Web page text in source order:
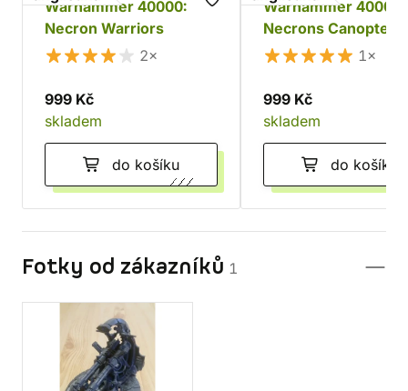
Warhammer 40000:
Necron Warriors
2×
999 Kč
skladem
do košíku
Warhammer 40000:
Necrons Canoptek
Doomstalker 1×
999 Kč
skladem
do košíku
Fotky od zákazníků 1